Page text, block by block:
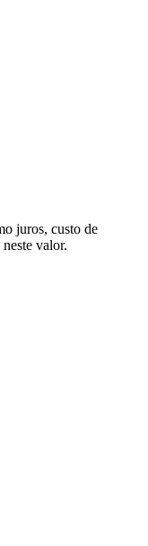
juros, custo de
valor.